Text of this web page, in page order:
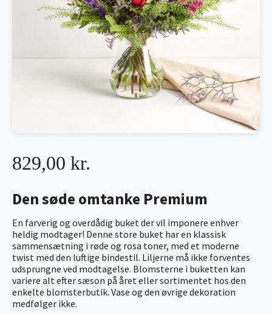
Den søde omtanke Premium
En farverig og overdådig buket der vil imponere enhver
heldig modtager! Denne store buket har en klassisk
sammensætning i røde og rosa toner, med et moderne
twist med den luftige bindestil. Liljerne må ikke forventes
udsprungne ved modtagelse. Blomsterne i buketten kan
variere alt efter sæson på året eller sortimentet hos den
enkelte blomsterbutik. Vase og den øvrige dekoration
medfølger ikke.
829,00 kr.